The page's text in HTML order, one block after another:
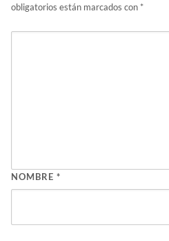
obligatorios están marcados con *
NOMBRE *